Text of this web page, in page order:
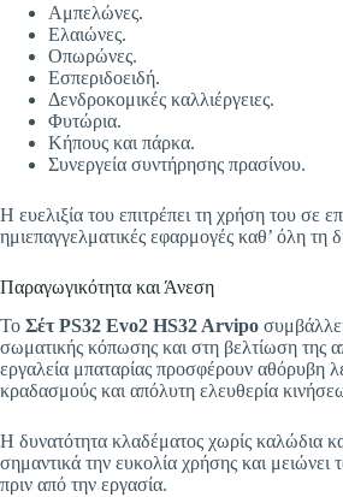
Αμπελώνες.
Ελαιώνες.
Οπωρώνες.
Εσπεριδοειδή.
Δενδροκομικές καλλιέργειες.
Φυτώρια.
Κήπους και πάρκα.
Συνεργεία συντήρησης πρασίνου.
Η ευελιξία του επιτρέπει τη χρήση του σε
ημιεπαγγελματικές εφαρμογές καθ’ όλη τη
Παραγωγικότητα και Άνεση
Το Σέτ PS32 Evo2 HS32 Arvipo
σωματικής κόπωσης και στη βελτίωση της
εργαλεία μπαταρίας προσφέρουν αθόρυβη
κραδασμούς και απόλυτη ελευθερία
Η δυνατότητα κλαδέματος χωρίς καλώδια
σημαντικά την ευκολία χρήσης και μειώνει
πριν από την εργασία.